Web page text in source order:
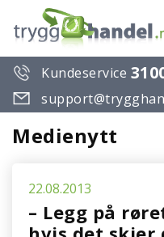
Kundeservice
Medienytt
22.08.2013
– Legg på